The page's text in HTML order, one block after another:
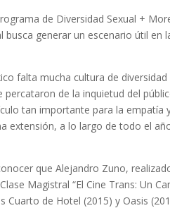
de Diversidad Sexual +
generar un escenario útil
falta mucha cultura de
percataron de la inquietud del
tan importante para la empatía
extensión, a lo largo de todo el
que Alejandro Zuno,
Magistral “El Cine Trans: Un
Cuarto de Hotel (2015) y Oasis